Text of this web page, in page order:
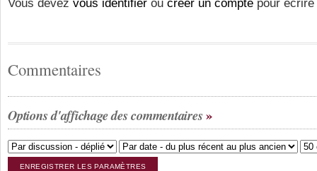
Vous devez vous identifier ou créer un compte pour
Commentaires
Options d'affichage des commentaires